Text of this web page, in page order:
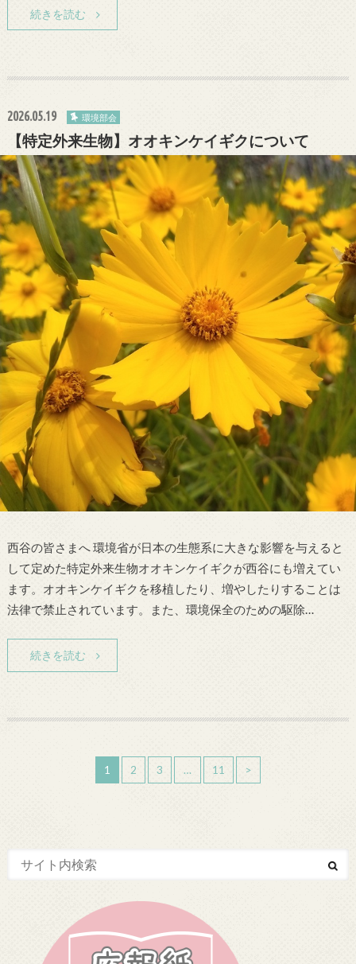
続きを読む
2026.05.19 環境部会
【特定外来生物】オオキンケイギクについて
西谷の皆さまへ 環境省が日本の生態系に大きな影響を与えると
して定めた特定外来生物オオキンケイギクが西谷にも増えてい
ます。オオキンケイギクを移植したり、増やしたりすることは
法律で禁止されています。また、環境保全のための駆除…
続きを読む
1 2 3 … 11 >